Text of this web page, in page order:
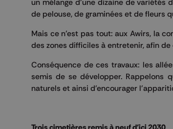
un mélange d'une dizaine de variétés
de pelouse, de graminées et de fleurs
Mais ce n'est pas tout: aux Awirs, la
des zones difficiles à entretenir, afin
Conséquence de ces travaux: les
semis de se développer. Rappelons
naturels et ainsi d'encourager